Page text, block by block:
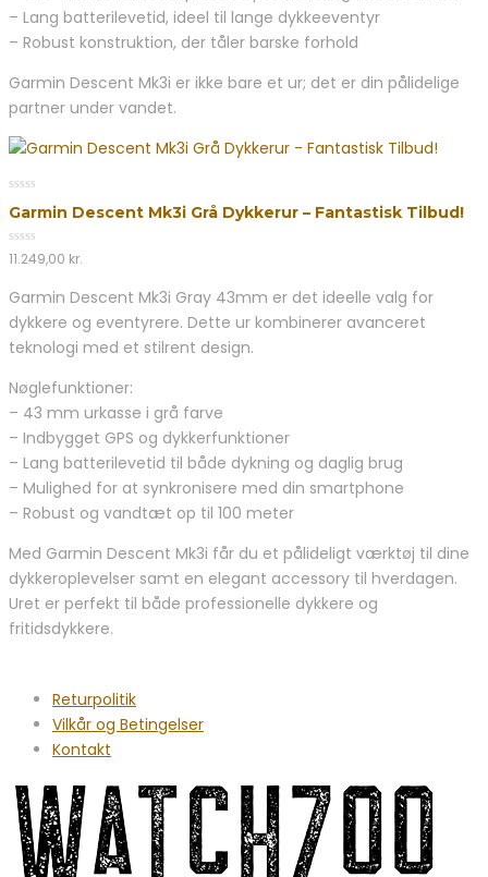
– Lang batterilevetid, ideel til lange dykkeeventyr
– Robust konstruktion, der tåler barske forhold
Garmin Descent Mk3i er ikke bare et ur; det er din pålidelige
partner under vandet.
out
5
Garmin Descent Mk3i Grå Dykkerur – Fantastisk Tilbud!
0
out
5
11.249,00 kr.
Garmin Descent Mk3i Gray 43mm er det ideelle valg for
dykkere og eventyrere. Dette ur kombinerer avanceret
teknologi med et stilrent design.
Nøglefunktioner:
– 43 mm urkasse i grå farve
– Indbygget GPS og dykkerfunktioner
– Lang batterilevetid til både dykning og daglig brug
– Mulighed for at synkronisere med din smartphone
– Robust og vandtæt op til 100 meter
Med Garmin Descent Mk3i får du et pålideligt værktøj til dine
dykkeroplevelser samt en elegant accessory til hverdagen.
Uret er perfekt til både professionelle dykkere og
fritidsdykkere.
Returpolitik
Vilkår og Betingelser
Kontakt